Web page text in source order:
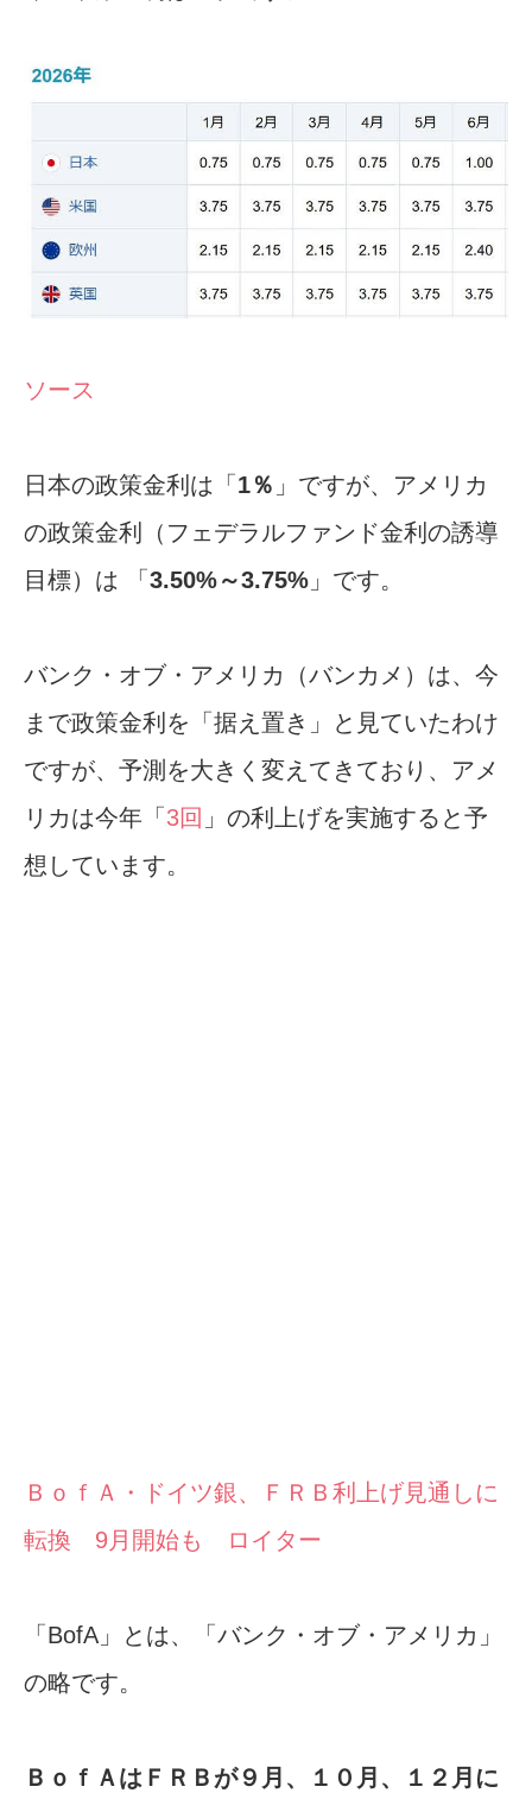
ソース
日本の政策金利は「 1％ 」ですが、アメリカ
の政策金利（フェデラルファンド金利の誘導
目標）は 「 3.50%～3.75% 」です。
バンク・オブ・アメリカ（バンカメ）は、今
まで政策金利を「据え置き」と見ていたわけ
ですが、予測を大きく変えてきており、アメ
リカは今年「 3回 」の利上げを実施すると予
想しています。
ＢｏｆＡ・ドイツ銀、ＦＲＢ利上げ見通しに
転換 9月開始も ロイター
「BofA」とは、「バンク・オブ・アメリカ」
の略です。
ＢｏｆＡはＦＲＢが９月、１０月、１２月に